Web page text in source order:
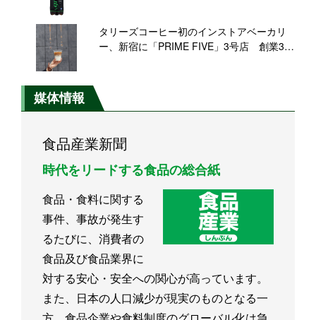
タリーズコーヒー初のインストアベーカリ
ー、新宿に「PRIME FIVE」3号店 創業30
媒体情報
食品産業新聞
時代をリードする食品の総合紙
食品・食料に関する
事件、事故が発生す
るたびに、消費者の
食品及び食品業界に
対する安心・安全への関心が高っています。
また、日本の人口減少が現実のものとなる一